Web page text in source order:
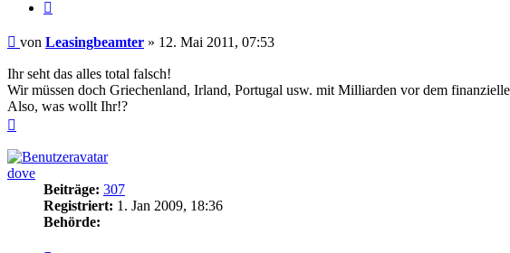
Beitrag
von Leasingbeamter » 12. Mai 2011, 07:53
Ihr seht das alles total falsch!
Wir müssen doch Griechenland, Irland, Portugal usw. mit Milliarden vor dem
Also, was wollt Ihr!?
dove
Beiträge: 307
Registriert: 1. Jan 2009, 18:36
Behörde: